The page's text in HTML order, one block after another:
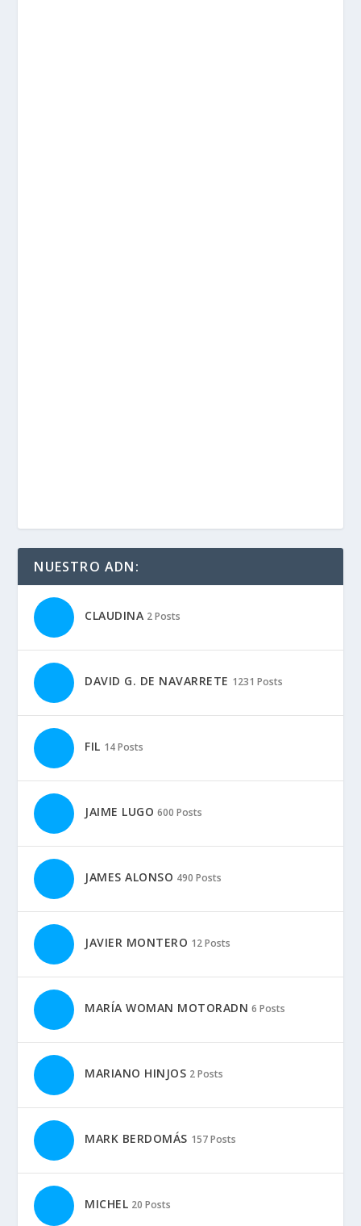
NUESTRO ADN:
CLAUDINA 2 Posts
DAVID G. DE NAVARRETE 1231 Posts
FIL 14 Posts
JAIME LUGO 600 Posts
JAMES ALONSO 490 Posts
JAVIER MONTERO 12 Posts
MARÍA WOMAN MOTORADN 6 Posts
MARIANO HINJOS 2 Posts
MARK BERDOMÁS 157 Posts
MICHEL 20 Posts